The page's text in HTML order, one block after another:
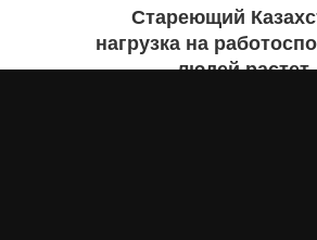
Стареющий
нагрузка на
людей растет